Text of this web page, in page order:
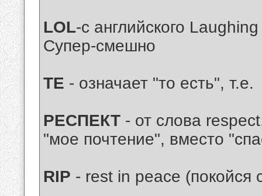
LOL-с английского
Супер-смешно
ТЕ - означает "то есть", т.е.
РЕСПЕКТ - от слова
"мое почтение", вместо
RIP - rest in peace (покойся